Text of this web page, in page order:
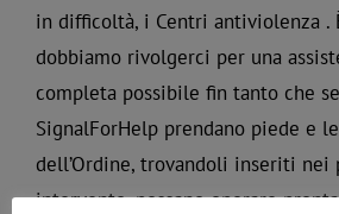
in difficoltà, i Centri antiviolenza .
dobbiamo rivolgerci per una
completa possibile fin tanto che
SignalForHelp prendano piede e
dell’Ordine, trovandoli inseriti
intervento, possano operare